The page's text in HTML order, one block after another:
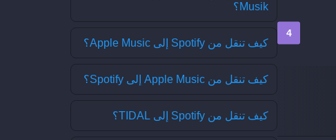
Musik؟
كيف تنقل من Spotify إلى Apple Music؟
كيف تنقل من Apple Music إلى Spotify؟
كيف تنقل من Spotify إلى TIDAL؟